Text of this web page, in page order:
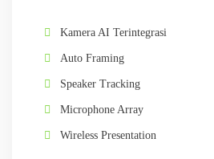
Kamera AI Terintegrasi
Auto Framing
Speaker Tracking
Microphone Array
Wireless Presentation